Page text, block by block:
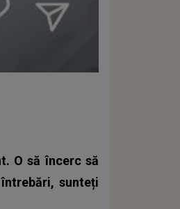
O să încerc să
sunteți